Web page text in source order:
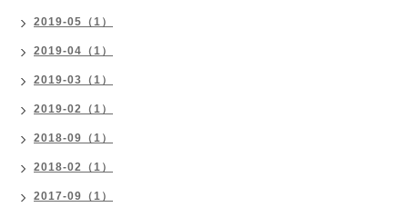
2019-05（1）
2019-04（1）
2019-03（1）
2019-02（1）
2018-09（1）
2018-02（1）
2017-09（1）